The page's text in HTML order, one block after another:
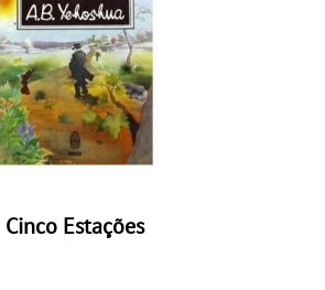
Cinco Estações